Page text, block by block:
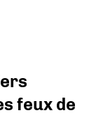
feux de